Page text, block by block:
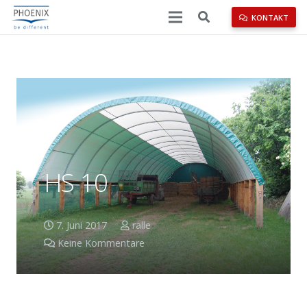
KONTAKT
HS 10
7. Juni 2017
ralle
Keine Kommentare